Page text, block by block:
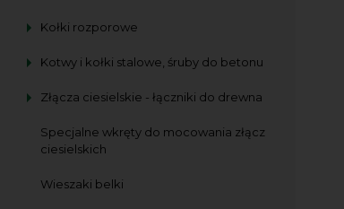
Kołki rozporowe
Kotwy i kołki stalowe, śruby do betonu
Złącza ciesielskie - łączniki do drewna
Specjalne wkręty do mocowania złącz
ciesielskich
Wieszaki belki